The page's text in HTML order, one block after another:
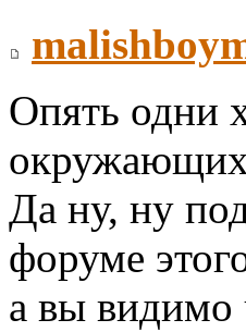
Опять одни
Да ну, ну
форуме
а вы видимо